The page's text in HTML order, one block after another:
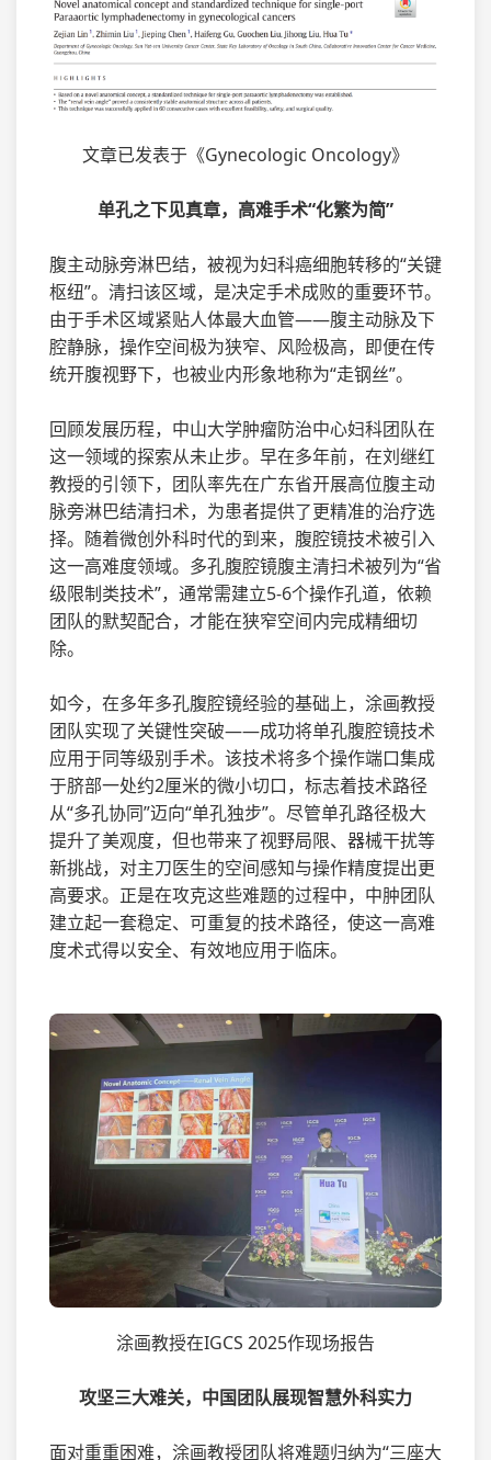
文章已发表于《Gynecologic Oncology》
单孔之下见真章，高难手术“化繁为简”
腹主动脉旁淋巴结，被视为妇科癌细胞转移的“关键
枢纽”。清扫该区域，是决定手术成败的重要环节。
由于手术区域紧贴人体最大血管——腹主动脉及下
腔静脉，操作空间极为狭窄、风险极高，即便在传
统开腹视野下，也被业内形象地称为“走钢丝”。
回顾发展历程，中山大学肿瘤防治中心妇科团队在
这一领域的探索从未止步。早在多年前，在刘继红
教授的引领下，团队率先在广东省开展高位腹主动
脉旁淋巴结清扫术，为患者提供了更精准的治疗选
择。随着微创外科时代的到来，腹腔镜技术被引入
这一高难度领域。多孔腹腔镜腹主清扫术被列为“省
级限制类技术”，通常需建立5-6个操作孔道，依赖
团队的默契配合，才能在狭窄空间内完成精细切
除。
如今，在多年多孔腹腔镜经验的基础上，涂画教授
团队实现了关键性突破——成功将单孔腹腔镜技术
应用于同等级别手术。该技术将多个操作端口集成
于脐部一处约2厘米的微小切口，标志着技术路径
从“多孔协同”迈向“单孔独步”。尽管单孔路径极大
提升了美观度，但也带来了视野局限、器械干扰等
新挑战，对主刀医生的空间感知与操作精度提出更
高要求。正是在攻克这些难题的过程中，中肿团队
建立起一套稳定、可重复的技术路径，使这一高难
度术式得以安全、有效地应用于临床。
涂画教授在IGCS 2025作现场报告
攻坚三大难关，中国团队展现智慧外科实力
面对重重困难，涂画教授团队将难题归纳为“三座大